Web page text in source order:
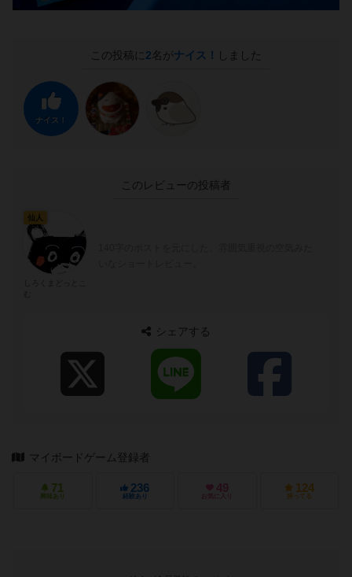
この投稿に 2名がナイス！ しました
ナイス！
このレビューの投稿者
仙人
シェアする
マイボードゲーム登録者
71
興味あり
236
経験あり
49
お気に入り
124
持ってる